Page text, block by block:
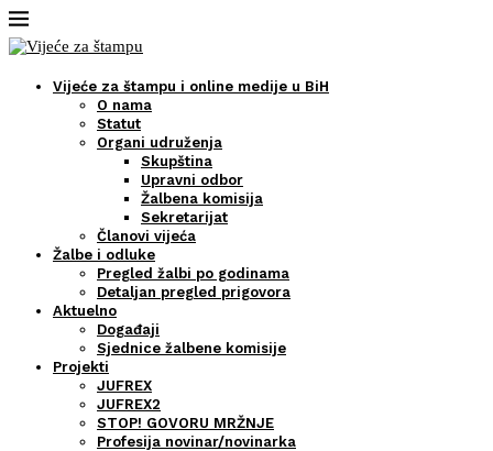
Vijeće za štampu i online medije u BiH
O nama
Statut
Organi udruženja
Skupština
Upravni odbor
Žalbena komisija
Sekretarijat
Članovi vijeća
Žalbe i odluke
Pregled žalbi po godinama
Detaljan pregled prigovora
Aktuelno
Događaji
Sjednice žalbene komisije
Projekti
JUFREX
JUFREX2
STOP! GOVORU MRŽNJE
Profesija novinar/novinarka